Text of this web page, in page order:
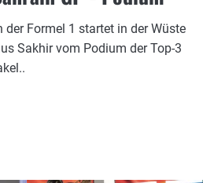
der Formel 1 startet in der Wüste
Sakhir vom Podium der Top-3